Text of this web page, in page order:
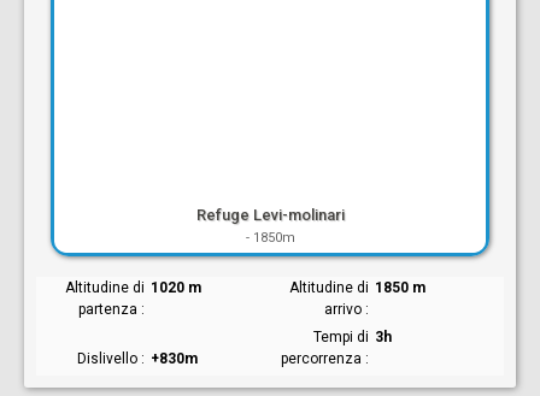
Refuge Levi-molinari
- 1850m
Altitudine di
partenza
1020 m
Altitudine di
arrivo
1850 m
Dislivello +830m
Tempi di
percorrenza
3h